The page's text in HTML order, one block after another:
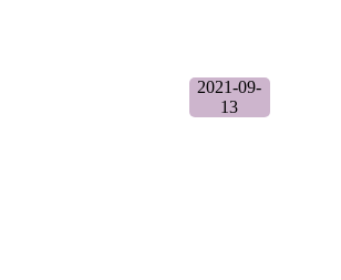
2021-09-
13